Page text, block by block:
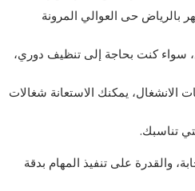
بالرياض حى العوالي المرونة
سواء كنت بحاجة إلى تنظيف دوري،
يمكنك الاستعانة شغالات
تناسبك.
والقدرة على تنفيذ المهام بدقة